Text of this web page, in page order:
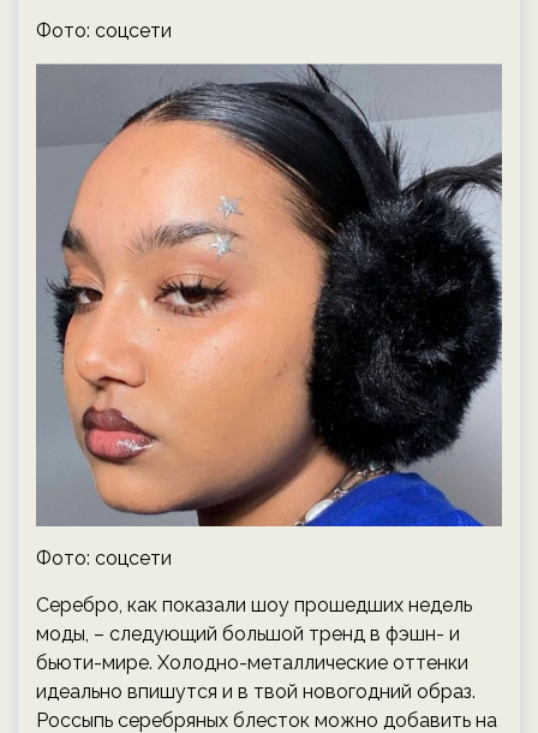
Фото: соцсети
Фото: соцсети
Серебро, как показали шоу прошедших недель
моды, – следующий большой тренд в фэшн- и
бьюти-мире. Холодно-металлические оттенки
идеально впишутся и в твой новогодний образ.
Россыпь серебряных блесток можно добавить на